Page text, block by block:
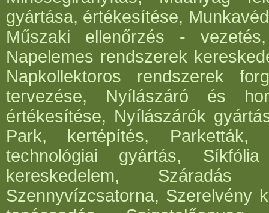
gyártása, értékesítése,
Műszaki ellenőrzés -
Napelemes rendszerek
Napkollektoros rendszerek
tervezése, Nyílászáró és
értékesítése, Nyílászárók
Park, kertépítés, Parketták,
technológiai gyártás,
kereskedelem, Száradás
Szennyvízcsatorna, Szerelvény